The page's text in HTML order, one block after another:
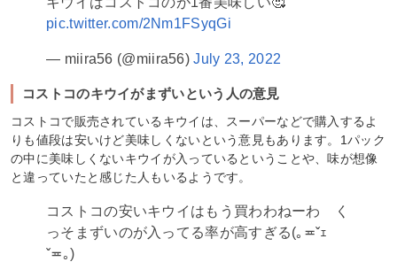
pic.twitter.com/2Nm1FSyqGi
— miira56 (@miira56)July 23, 2022
コストコのキウイがまずいという人の意見
コストコで販売されているキウイは、スーパーなどで購入するよ
りも値段は安いけど美味しくないという意見もあります。1パック
の中に美味しくないキウイが入っているということや、味が想像
と違っていたと感じた人もいるようです。
コストコの安いキウイはもう買わわねーわ く
っそまずいのが入ってる率が高すぎる(｡≖ˇｪ
ˇ≖｡)